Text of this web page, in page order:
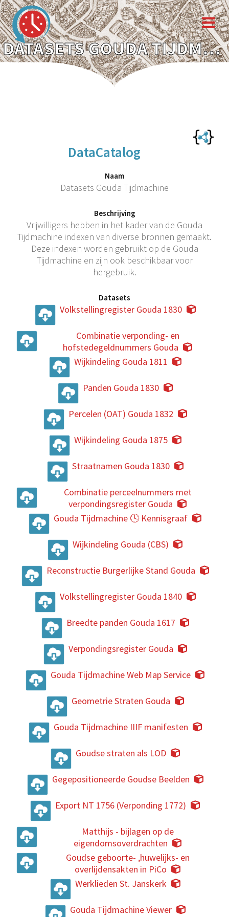
DATASETS GOUDA TIJDMACHINE
DataCatalog
Naam
Datasets Gouda Tijdmachine
Beschrijving
Vrijwilligers hebben in het kader van de Gouda
Tijdmachine indexen van diverse bronnen gemaakt.
Deze indexen worden gebruikt op de Gouda
Tijdmachine en zijn ook beschikbaar voor
hergebruik.
Datasets
Volkstellingregister Gouda 1830
Combinatie verponding- en
hofstedegeldnummers Gouda
Wijkindeling Gouda 1811
Panden Gouda 1830
Percelen (OAT) Gouda 1832
Wijkindeling Gouda 1875
Straatnamen Gouda 1830
Combinatie perceelnummers met
verpondingsregister Gouda
Gouda Tijdmachine 🕓 Kennisgraaf
Wijkindeling Gouda (CBS)
Reconstructie Burgerlijke Stand Gouda
Volkstellingregister Gouda 1840
Breedte panden Gouda 1617
Verpondingsregister Gouda
Gouda Tijdmachine Web Map Service
Geometrie Straten Gouda
Gouda Tijdmachine IIIF manifesten
Goudse straten als LOD
Gegepositioneerde Goudse Beelden
Export NT 1756 (Verponding 1772)
Matthijs - bijlagen op de
eigendomsoverdrachten
Goudse geboorte- ,huwelijks- en
overlijdensakten in PiCo
Werklieden St. Janskerk
Gouda Tijdmachine Viewer